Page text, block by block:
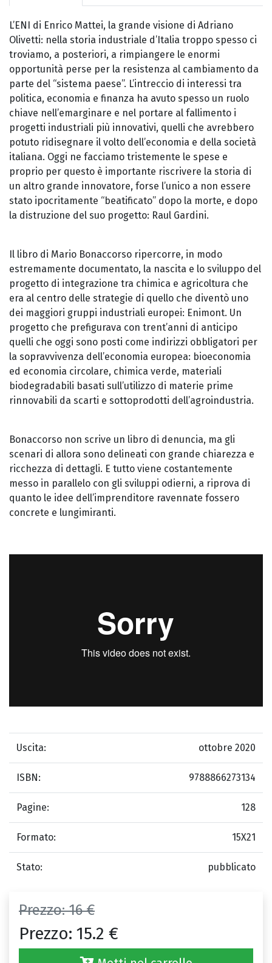
L’ENI di Enrico Mattei, la grande visione di Adriano
Olivetti: nella storia industriale d’Italia troppo spesso ci
troviamo, a posteriori, a rimpiangere le enormi
opportunità perse per la resistenza al cambiamento da
parte del “sistema paese”. L’intreccio di interessi tra
politica, economia e finanza ha avuto spesso un ruolo
chiave nell’emarginare e nel portare al fallimento i
progetti industriali più innovativi, quelli che avrebbero
potuto ridisegnare il volto dell’economia e della società
italiana. Oggi ne facciamo tristemente le spese e
proprio per questo è importante riscrivere la storia di
un altro grande innovatore, forse l’unico a non essere
stato ipocritamente “beatificato” dopo la morte, e dopo
la distruzione del suo progetto: Raul Gardini.
Il libro di Mario Bonaccorso ripercorre, in modo
estremamente documentato, la nascita e lo sviluppo del
progetto di integrazione tra chimica e agricoltura che
era al centro delle strategie di quello che diventò uno
dei maggiori gruppi industriali europei: Enimont. Un
progetto che prefigurava con trent’anni di anticipo
quelli che oggi sono posti come indirizzi obbligatori per
la sopravvivenza dell’economia europea: bioeconomia
ed economia circolare, chimica verde, materiali
biodegradabili basati sull’utilizzo di materie prime
rinnovabili da scarti e sottoprodotti dell’agroindustria.
Bonaccorso non scrive un libro di denuncia, ma gli
scenari di allora sono delineati con grande chiarezza e
ricchezza di dettagli. E tutto viene costantemente
messo in parallelo con gli sviluppi odierni, a riprova di
quanto le idee dell’imprenditore ravennate fossero
concrete e lungimiranti.
Uscita: ottobre 2020
ISBN: 9788866273134
Pagine: 128
Formato: 15X21
Stato: pubblicato
Prezzo:16 €
Prezzo: 15.2 €